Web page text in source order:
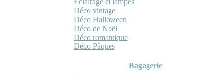
Déco vintage
Déco Halloween
Déco de Noël
Déco romantique
Déco Pâques
Bagagerie